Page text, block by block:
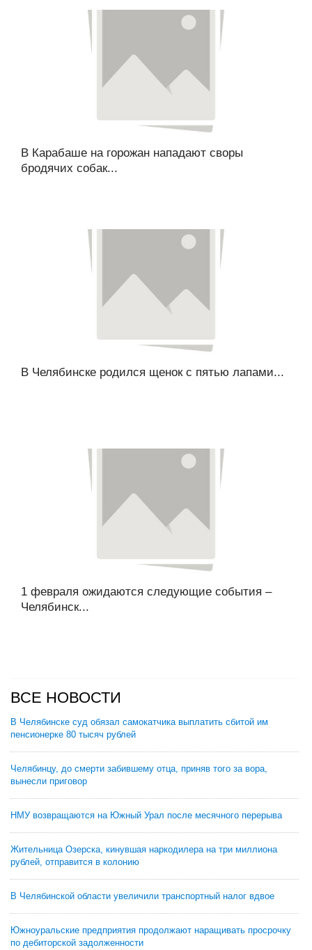
В Карабаше на горожан нападают своры
бродячих собак...
В Челябинске родился щенок с пятью лапами...
1 февраля ожидаются следующие события –
Челябинск...
ВСЕ НОВОСТИ
В Челябинске суд обязал самокатчика выплатить сбитой им
пенсионерке 80 тысяч рублей
Челябинцу, до смерти забившему отца, приняв того за вора,
вынесли приговор
НМУ возвращаются на Южный Урал после месячного перерыва
Жительница Озерска, кинувшая наркодилера на три миллиона
рублей, отправится в колонию
В Челябинской области увеличили транспортный налог вдвое
Южноуральские предприятия продолжают наращивать просрочку
по дебиторской задолженности